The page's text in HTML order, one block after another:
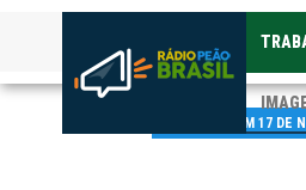
PUBLICADO EM 17 DE